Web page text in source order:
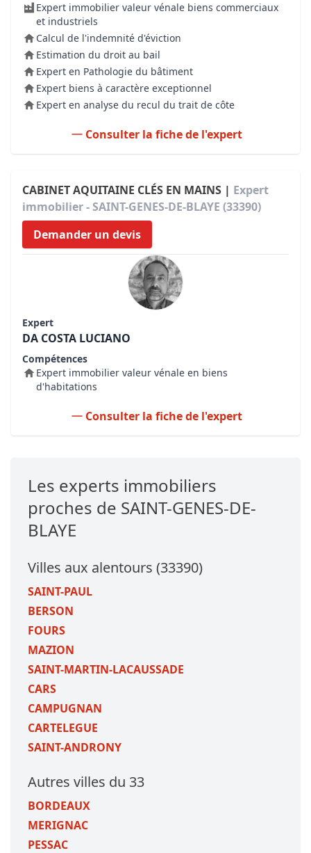
Expert immobilier valeur vénale biens commerciaux
et industriels
Calcul de l'indemnité d'éviction
Estimation du droit au bail
Expert en Pathologie du bâtiment
Expert biens à caractère exceptionnel
Expert en analyse du recul du trait de côte
Consulter la fiche de l'expert
CABINET AQUITAINE CLÉS EN MAINS | Expert
immobilier - SAINT-GENES-DE-BLAYE (33390)
Demander un devis
Expert
DA COSTA LUCIANO
Compétences
Expert immobilier valeur vénale en biens
d'habitations
Consulter la fiche de l'expert
Les experts immobiliers
proches de SAINT-GENES-DE-
BLAYE
Villes aux alentours (33390)
SAINT-PAUL
BERSON
FOURS
MAZION
SAINT-MARTIN-LACAUSSADE
CARS
CAMPUGNAN
CARTELEGUE
SAINT-ANDRONY
Autres villes du 33
BORDEAUX
MERIGNAC
PESSAC